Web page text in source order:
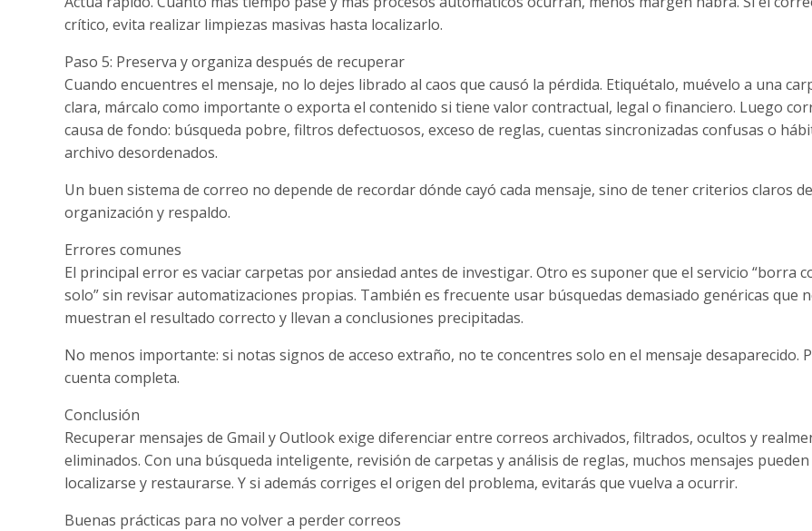
crítico, evita realizar limpiezas masivas hasta localizarlo.
Paso 5: Preserva y organiza después de recuperar
Cuando encuentres el mensaje, no lo dejes librado al caos que causó la pérdida. Etiquétalo, muévelo a una
clara, márcalo como importante o exporta el contenido si tiene valor contractual, legal o financiero. Luego
causa de fondo: búsqueda pobre, filtros defectuosos, exceso de reglas, cuentas sincronizadas confusas o
archivo desordenados.
Un buen sistema de correo no depende de recordar dónde cayó cada mensaje, sino de tener criterios claros de
organización y respaldo.
Errores comunes
El principal error es vaciar carpetas por ansiedad antes de investigar. Otro es suponer que el servicio “borra
solo” sin revisar automatizaciones propias. También es frecuente usar búsquedas demasiado genéricas que
muestran el resultado correcto y llevan a conclusiones precipitadas.
No menos importante: si notas signos de acceso extraño, no te concentres solo en el mensaje desaparecido.
cuenta completa.
Conclusión
Recuperar mensajes de Gmail y Outlook exige diferenciar entre correos archivados, filtrados, ocultos y
eliminados. Con una búsqueda inteligente, revisión de carpetas y análisis de reglas, muchos mensajes pueden
localizarse y restaurarse. Y si además corriges el origen del problema, evitarás que vuelva a ocurrir.
Buenas prácticas para no volver a perder correos